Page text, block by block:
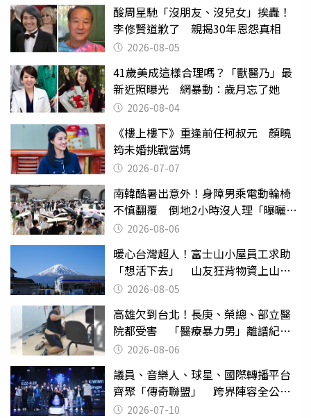
酸周星馳「沒朋友、沒兒女」挨轟！
李修賢道歉了 親揭30年恩怨真相
2026-08-05
41歲美成這樣合理嗎？「獸醫乃」最
新近照曝光 網暴動：歲月忘了她
2026-08-04
《樓上樓下》重逢前任柯叔元 顏曉
筠未婚挑戰當媽
2026-07-07
南韓酷暑出意外！身障男乘電動輪椅
不慎翻覆 倒地2小時沒人理「曝曬
亡」2026-08-06
暖心台灣超人！富士山小屋員工求助
「想活下去」 山友狂背物資上山：
台灣真的是寶島
2026-08-05
高雄欠到台北！長庚、榮總、部立醫
院都受害 「醫療暴力男」離譜紀錄
曝光2026-08-06
議員、音樂人、球星、國際轉播平台
齊聚「傳奇聯盟」 跨界陣容全公
開 劍指亞洲新傳奇聯賽
2026-07-10